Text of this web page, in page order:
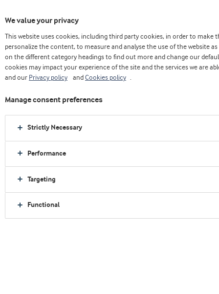
Home Sobre nós
Press releases
Arla Foods Ingredients: hidrolisados de proteína são cada vez mais importantes na
luta contra as alergias
We value your privacy
This website uses cookies, including third party cookies, in order to make
personalize the content, to measure and analyse the use of the website
on the different category headings to find out more and change our
cookies may impact your experience of the site and the services we are
and our Privacy policy and Cookies policy .
Manage consent preferences
Strictly Necessary
Performance
Targeting
Functional